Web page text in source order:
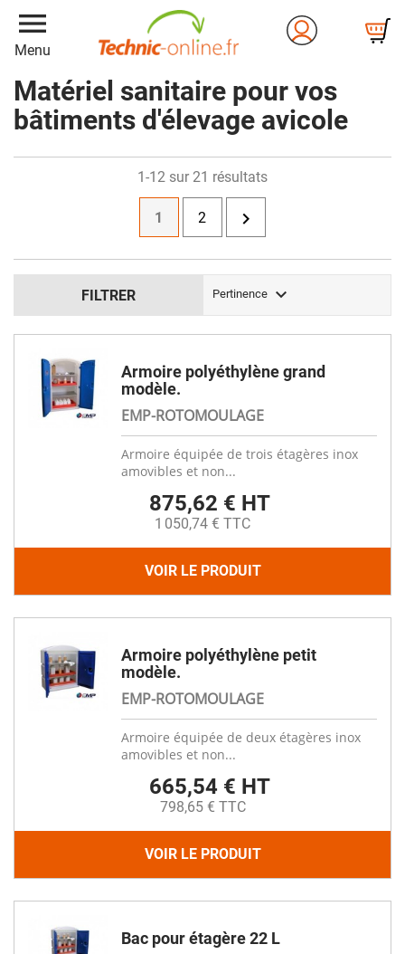
menu
Menu
Matériel sanitaire pour vos
bâtiments d'élevage avicole
FILTRER Pertinence 
1-12 sur 21 résultats
1 2 
Armoire polyéthylène grand
modèle.
EMP-ROTOMOULAGE
Armoire équipée de trois étagères inox
amovibles et non...
875,62 € HT
1 050,74 € TTC
VOIR LE PRODUIT
Armoire polyéthylène petit
modèle.
EMP-ROTOMOULAGE
Armoire équipée de deux étagères inox
amovibles et non...
665,54 € HT
798,65 € TTC
VOIR LE PRODUIT
Bac pour étagère 22 L